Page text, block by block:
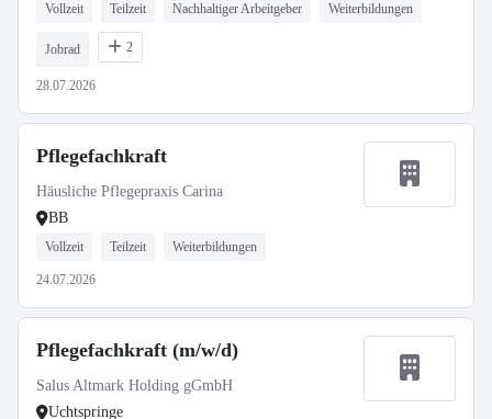
Vollzeit Teilzeit Nachhaltiger Arbeitgeber Weiterbildungen
Jobrad 2
28.07.2026
Pflegefachkraft
Häusliche Pflegepraxis Carina
BB
Vollzeit Teilzeit Weiterbildungen
24.07.2026
Pflegefachkraft (m/w/d)
Salus Altmark Holding gGmbH
Uchtspringe